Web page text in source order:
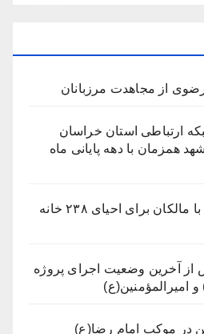
رضوی از مجاهدت مرزبانان
ارتباطی استان خراسان
با دهه پایانی ماه
مذاکره شهرداری مشهد با مالکان برای احیای ۲۳۸ خانه
از آخرین وضعیت اجرای پروژه
امیرالمؤمنین(ع)